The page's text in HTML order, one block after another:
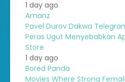
1 day ago
Amanz
Pavel Durov Dakwa
Peras Ugut Menyebabkan
Store
1 day ago
Bored Panda
Movies Where Strong